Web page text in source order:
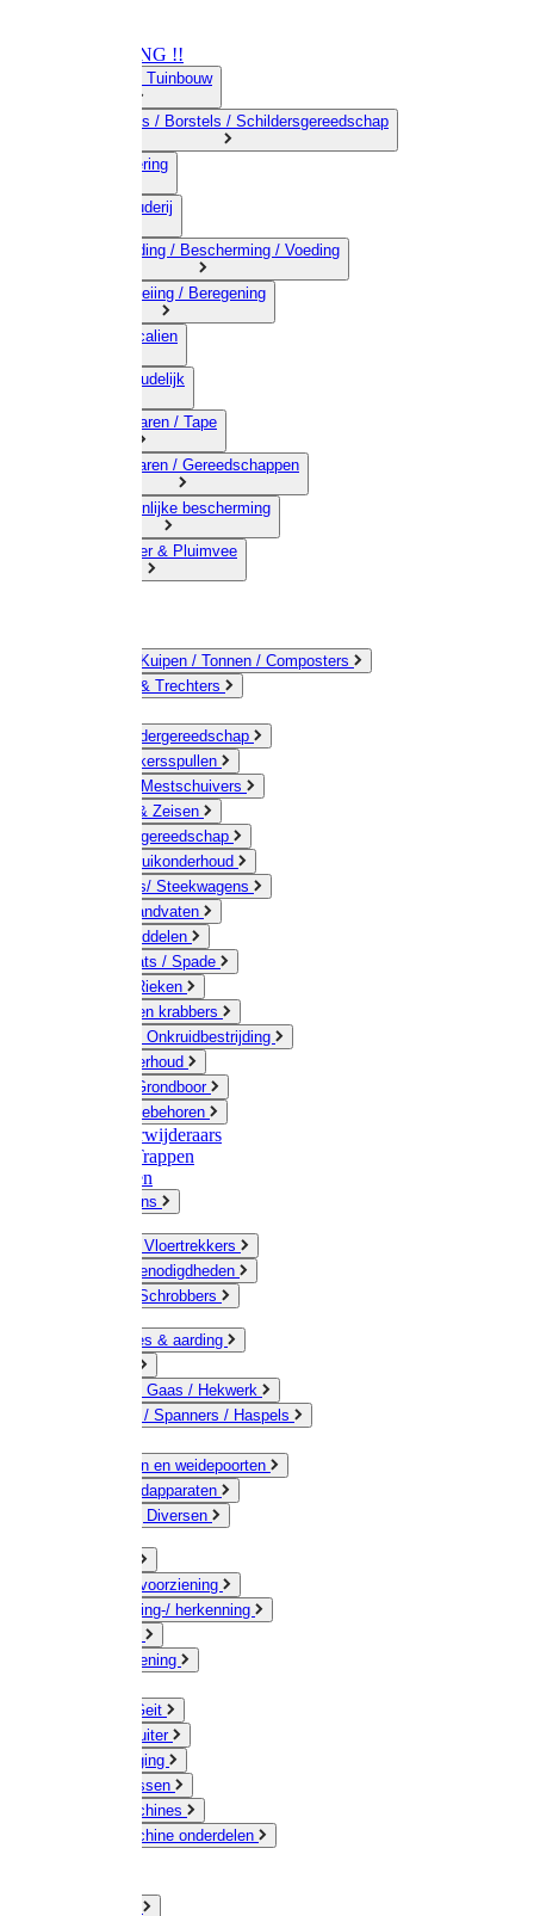
OPRUIMING !!
01) Land-& Tuinbouw
02) Bezems / Borstels / Schildersgereedschap
03) Afrastering
04) Veehouderij
05) Bestrijding / Bescherming / Voeding
06) Besproeiing / Beregening
07) Chemicalien
08) Huishoudelijk
09) Touwwaren / Tape
10) IJzerwaren / Gereedschappen
11) Persoonlijke bescherming
12) Kleindier & Pluimvee
Emmers / Kuipen / Tonnen / Composters
Jerrycans & Trechters
Hand-/ Kindergereedschap
Stratenmakersspullen
Sneeuw- / Mestschuivers
Baggeren & Zeisen
Elektrisch gereedschap
Boom / Struikonderhoud
Kruiwagens/ Steekwagens
Stelen / Handvaten
Tuinhulpmiddelen
Schop / Bats / Spade
Vorken & Rieken
Cultivator en krabbers
Schoffels / Onkruidbestrijding
Gazononderhoud
Hamers / Grondboor
Sledes / toebehoren
Onkruidverwijderaars
Ladders / Trappen
Werkbanken
Betonmolens
Bezems & Vloertrekkers
Schildersbenodigdheden
Borstels / Schrobbers
Accessoires & aarding
Geleiders / Gaas / Hekwerk
Verbinders / Spanners / Haspels
Doorgangen en weidepoorten
Schrikdraadapparaten
Afrastering Diversen
Drinkwatervoorziening
Veemarkering-/ herkenning
Voervoorziening
Schaap / Geit
Paard & Ruiter
Veeverzorging
Scheermessen
Scheermachines
Scheermachine onderdelen